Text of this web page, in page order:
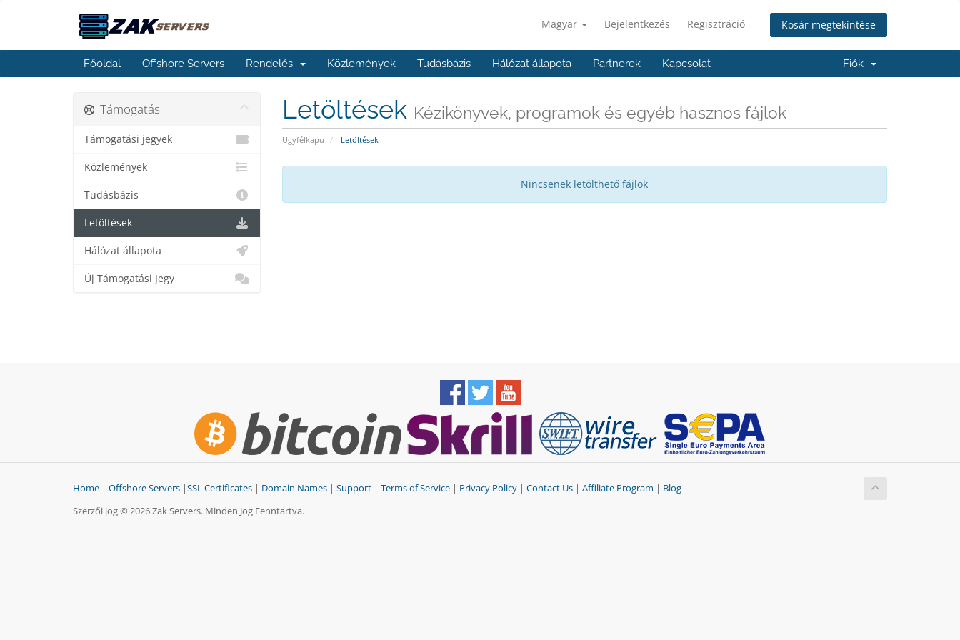
Magyar Bejelentkezés Regisztráció Kosár megtekintése
Főoldal Offshore Servers Rendelés Közlemények Tudásbázis Hálózat állapota Partnerek Kapcsolat Fiók
Letöltések Kézikönyvek, programok és egyéb hasznos fájlok
Ügyfélkapu Letöltések
Nincsenek letölthető fájlok
Támogatás
Támogatási jegyek
Közlemények
Tudásbázis
Letöltések
Hálózat állapota
Új Támogatási Jegy
Home | Offshore Servers |SSL Certificates | Domain Names | Support | Terms of Service | Privacy Policy | Contact Us | Affiliate Program | Blog
Szerzői jog © 2026 Zak Servers. Minden Jog Fenntartva.